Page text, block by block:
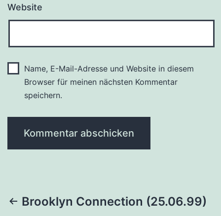
Website
Name, E-Mail-Adresse und Website in diesem
Browser für meinen nächsten Kommentar
speichern.
Beitragsnavigation
Brooklyn Connection (25.06.99)